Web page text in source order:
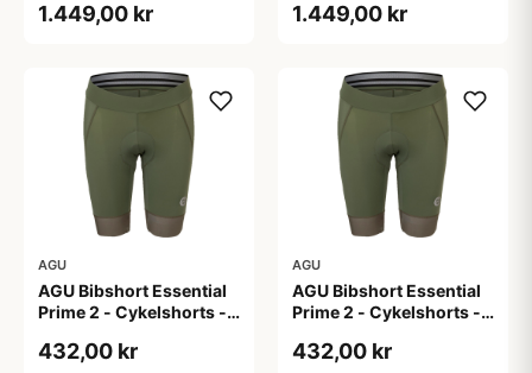
1.449,00 kr 1.449,00 kr
AGU
AGU Bibshort Essential
Prime 2 - Cykelshorts -
2XL
432,00 kr
AGU
AGU Bibshort Essential
Prime 2 - Cykelshorts -
L
432,00 kr